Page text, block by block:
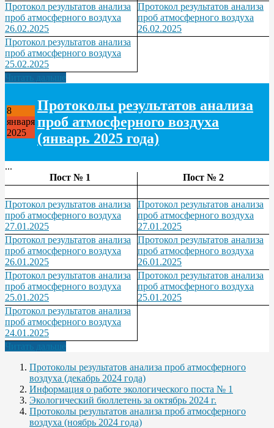
Протокол результатов анализа
проб атмосферного воздуха
26.02.2025
Протокол результатов анализа
проб атмосферного воздуха
26.02.2025
Протокол результатов анализа
проб атмосферного воздуха
25.02.2025
Читать дальше
8
января
2025
Протоколы результатов анализа
проб атмосферного воздуха
(январь 2025 года)
...
Пост № 1
Пост № 2
Протокол результатов анализа
проб атмосферного воздуха
27.01.2025
Протокол результатов анализа
проб атмосферного воздуха
27.01.2025
Протокол результатов анализа
проб атмосферного воздуха
26.01.2025
Протокол результатов анализа
проб атмосферного воздуха
26.01.2025
Протокол результатов анализа
проб атмосферного воздуха
25.01.2025
Протокол результатов анализа
проб атмосферного воздуха
25.01.2025
Протокол результатов анализа
проб атмосферного воздуха
24.01.2025
Читать дальше
Протоколы результатов анализа проб атмосферного
воздуха (декабрь 2024 года)
Информация о работе экологического поста № 1
Экологический бюллетень за октябрь 2024 г.
Протоколы результатов анализа проб атмосферного
воздуха (ноябрь 2024 года)